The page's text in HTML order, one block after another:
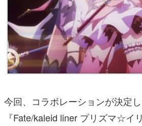
今回、コラボレーションが決定
『Fate/kaleid liner プリズマ☆イ